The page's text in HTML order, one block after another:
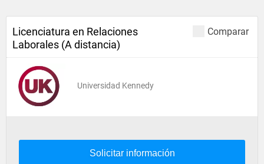
Comparar
Licenciatura en Relaciones
Laborales (A distancia)
Universidad Kennedy
Solicitar información